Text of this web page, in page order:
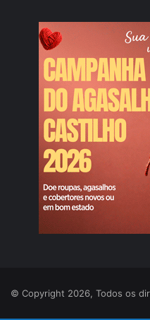
© Copyright 2026, Todos os